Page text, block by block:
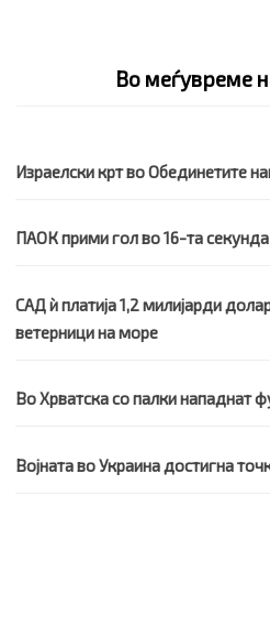
Во меѓувреме
Израелски крт во Обединетите
ПАОК прими гол во 16-та секунда
САД ѝ платија 1,2 милијарди
ветерници на море
Во Хрватска со палки нападнат
Војната во Украина достигна